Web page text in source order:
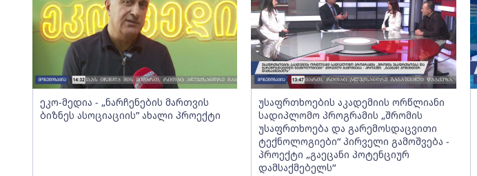
ეკო-მედია - „ნარჩენების მართვის
ბიზნეს ასოციაციის” ახალი პროექტი
უსაფრთხოების აკადემიის ორწლიანი
სადიპლომო პროგრამის „შრომის
უსაფრთხოება და გარემოსდაცვითი
ტექნოლოგიები“ პირველი გამოშვება -
პროექტი „გაეცანი პოტენციურ
დამსაქმებელს“